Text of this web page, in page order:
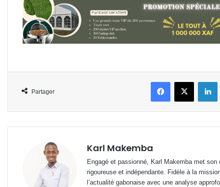
Partager
FacebookX
Karl Makemba
Engagé et passionné, Karl Makemba met
rigoureuse et indépendante. Fidèle à la
l’actualité gabonaise avec une analyse